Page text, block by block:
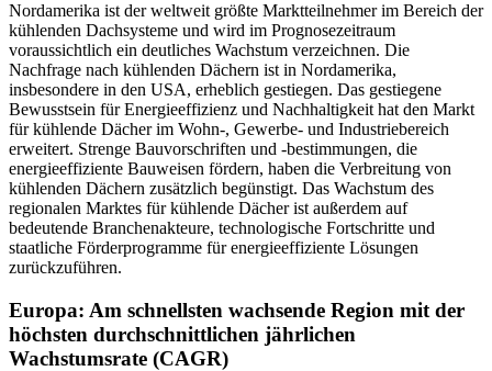
Nordamerika ist der weltweit größte Marktteilnehmer im Bereich der
kühlenden Dachsysteme und wird im Prognosezeitraum
voraussichtlich ein deutliches Wachstum verzeichnen. Die
Nachfrage nach kühlenden Dächern ist in Nordamerika,
insbesondere in den USA, erheblich gestiegen. Das gestiegene
Bewusstsein für Energieeffizienz und Nachhaltigkeit hat den Markt
für kühlende Dächer im Wohn-, Gewerbe- und Industriebereich
erweitert. Strenge Bauvorschriften und -bestimmungen, die
energieeffiziente Bauweisen fördern, haben die Verbreitung von
kühlenden Dächern zusätzlich begünstigt. Das Wachstum des
regionalen Marktes für kühlende Dächer ist außerdem auf
bedeutende Branchenakteure, technologische Fortschritte und
staatliche Förderprogramme für energieeffiziente Lösungen
zurückzuführen.
Europa: Am schnellsten wachsende Region mit der
höchsten durchschnittlichen jährlichen
Wachstumsrate (CAGR)